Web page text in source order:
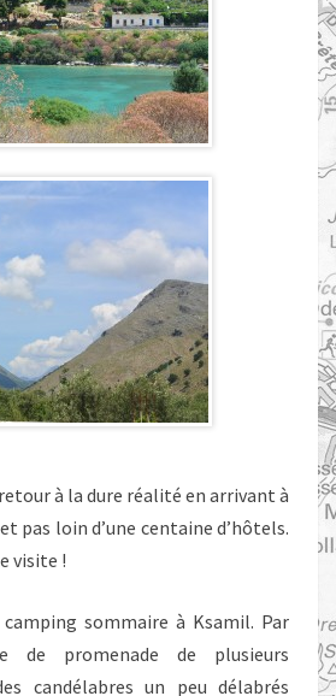
à la dure réalité en arrivant à
pas loin d’une centaine d’hôtels.
visite !
camping sommaire à Ksamil. Par
de promenade de plusieurs
candélabres un peu délabrés